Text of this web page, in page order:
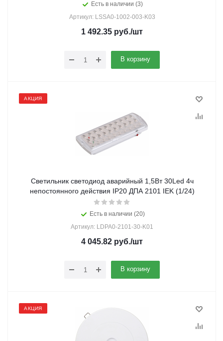
Есть в наличии (3)
Артикул: LSSA0-1002-003-K03
1 492.35 руб./шт
В корзину
АКЦИЯ
Светильник светодиод аварийный 1,5Вт 30Led 4ч
непостоянного действия IP20 ДПА 2101 IEK (1/24)
Есть в наличии (20)
Артикул: LDPA0-2101-30-K01
4 045.82 руб./шт
В корзину
АКЦИЯ